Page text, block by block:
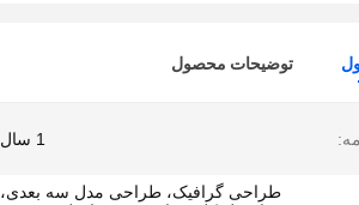
توضیحات محصول
1 سال
طراحی گرافیک، طراحی مدل سه بعدی،